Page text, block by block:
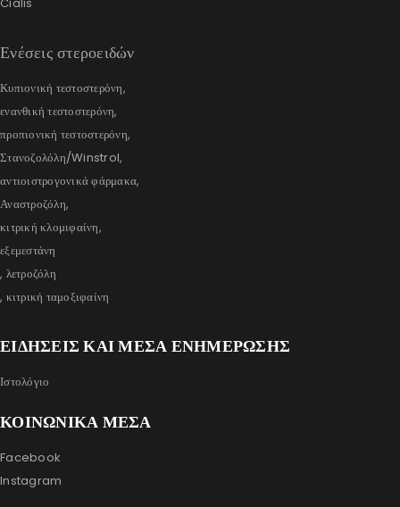
Ενέσεις στεροειδών
Κυπιονική τεστοστερόνη,
ενανθική τεστοστερόνη,
προπιονική τεστοστερόνη,
Στανοζολόλη/Winstrol,
αντιοιστρογονικά φάρμακα,
Αναστροζόλη,
κιτρική κλομιφαίνη,
εξεμεστάνη
, λετροζόλη
, κιτρική ταμοξιφαίνη
ΕΙΔΗΣΕΙΣ ΚΑΙ ΜΕΣΑ ΕΝΗΜΕΡΩΣΗΣ
Ιστολόγιο
ΚΟΙΝΩΝΙΚΑ ΜΕΣΑ
Facebook
Instagram